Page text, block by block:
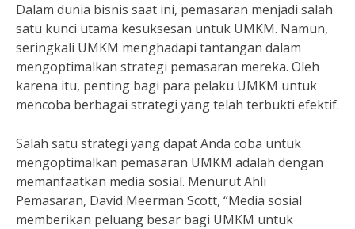
Dalam dunia bisnis saat ini, pemasaran menjadi salah
satu kunci utama kesuksesan untuk UMKM. Namun,
seringkali UMKM menghadapi tantangan dalam
mengoptimalkan strategi pemasaran mereka. Oleh
karena itu, penting bagi para pelaku UMKM untuk
mencoba berbagai strategi yang telah terbukti efektif.
Salah satu strategi yang dapat Anda coba untuk
mengoptimalkan pemasaran UMKM adalah dengan
memanfaatkan media sosial. Menurut Ahli
Pemasaran, David Meerman Scott, “Media sosial
memberikan peluang besar bagi UMKM untuk